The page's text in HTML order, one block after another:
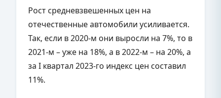
Рост средневзвешенных цен на
отечественные автомобили усиливается.
Так, если в 2020-м они выросли на 7%, то в
2021-м – уже на 18%, а в 2022-м – на 20%, а
за I квартал 2023-го индекс цен составил
11%.